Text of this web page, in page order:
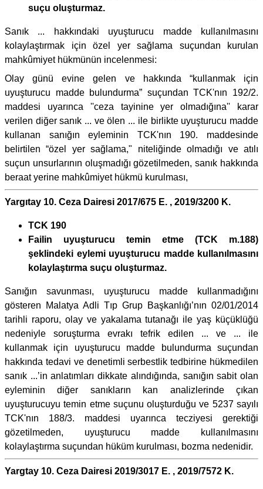
suçu oluşturmaz.
Sanık ... hakkındaki uyuşturucu madde kullanılmasını
kolaylaştırmak için özel yer sağlama suçundan kurulan
mahkûmiyet hükmünün incelenmesi:
Olay günü evine gelen ve hakkında “kullanmak için
uyuşturucu madde bulundurma” suçundan TCK'nın 192/2.
maddesi uyarınca ''ceza tayinine yer olmadığına'' karar
verilen diğer sanık ... ve ölen ... ile birlikte uyuşturucu madde
kullanan sanığın eyleminin TCK'nın 190. maddesinde
belirtilen “özel yer sağlama," niteliğinde olmadığı ve atılı
suçun unsurlarının oluşmadığı gözetilmeden, sanık hakkında
beraat yerine mahkûmiyet hükmü kurulması,
Yargıtay 10. Ceza Dairesi 2017/675 E. , 2019/3200 K.
TCK 190
Failin uyuşturucu temin etme (TCK m.188)
şeklindeki eylemi uyuşturucu madde kullanılmasını
kolaylaştırma suçu oluşturmaz.
Sanığın savunması, uyuşturucu madde kullanmadığını
gösteren Malatya Adli Tıp Grup Başkanlığı’nın 02/01/2014
tarihli raporu, olay ve yakalama tutanağı ile yaş küçüklüğü
nedeniyle soruşturma evrakı tefrik edilen ... ve ... ile
kullanmak için uyuşturucu madde bulundurma suçundan
hakkında tedavi ve denetimli serbestlik tedbirine hükmedilen
sanık ...’in anlatımları dikkate alındığında, sanığın sabit olan
eyleminin diğer sanıkların kan analizlerinde çıkan
uyuşturucuyu temin etme suçunu oluşturduğu ve 5237 sayılı
TCK'nın 188/3. maddesi uyarınca tecziyesi gerektiği
gözetilmeden, uyuşturucu madde kullanılmasını
kolaylaştırma suçundan hüküm kurulması, bozma nedenidir.
Yargtay 10. Ceza Dairesi 2019/3017 E. , 2019/7572 K.